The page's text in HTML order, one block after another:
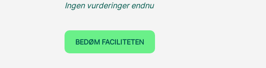
Ingen vurderinger endnu
BEDØM FACILITETEN